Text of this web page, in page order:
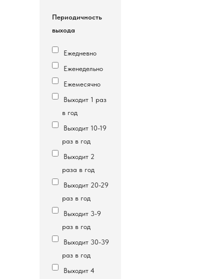
Периодичность
выхода
Ежедневно
Еженедельно
Ежемесячно
Выходит 1 раз
в год
Выходит 10-19
раз в год
Выходит 2
раза в год
Выходит 20-29
раз в год
Выходит 3-9
раз в год
Выходит 30-39
раз в год
Выходит 4